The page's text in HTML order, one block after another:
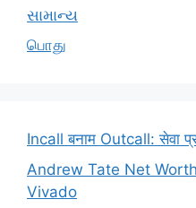
સામાન્ય
பொது
Incall बनाम Outcall: सेवा
Andrew Tate Net
Vivado